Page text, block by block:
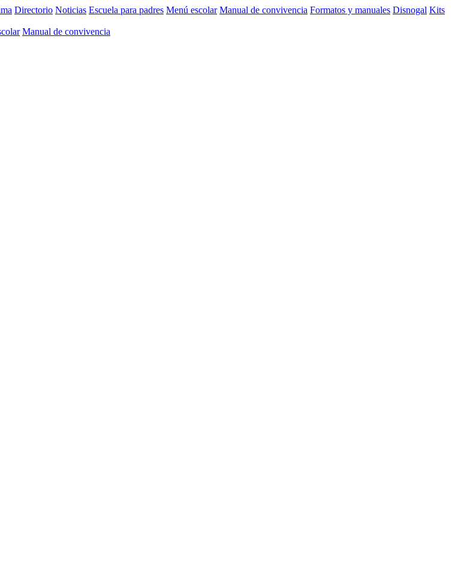
Directorio Noticias Escuela para padres Menú escolar Manual de convivencia Formatos y manuales Disnogal Kits
Manual de convivencia